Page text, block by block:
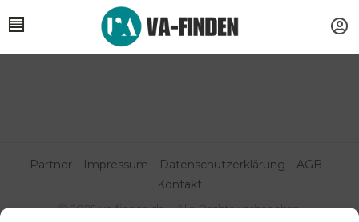
© 2025 va-finden.de – Alle Rechte vorbehalten.
Partner Impressum Datenschutzerklärung
AGB
Kontakt